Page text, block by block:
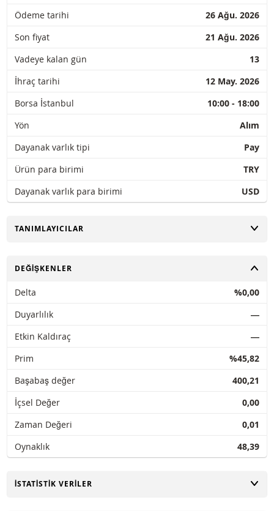
Ödeme tarihi
26 Ağu. 2026
Son fiyat
21 Ağu. 2026
Vadeye kalan gün
13
İhraç tarihi
12 May. 2026
Borsa İstanbul
10:00 - 18:00
Yön
Alım
Dayanak varlık tipi
Pay
Ürün para birimi
TRY
Dayanak varlık para birimi
USD
AÇ
TANIMLAYICILAR
AÇ
DEĞIŞKENLER
Delta
%0,00
Duyarlılık
―
Etkin Kaldıraç
―
Prim
%45,82
Başabaş değer
400,21
İçsel Değer
0,00
Zaman Değeri
0,01
Oynaklık
48,39
AÇ
İSTATISTIK VERILER